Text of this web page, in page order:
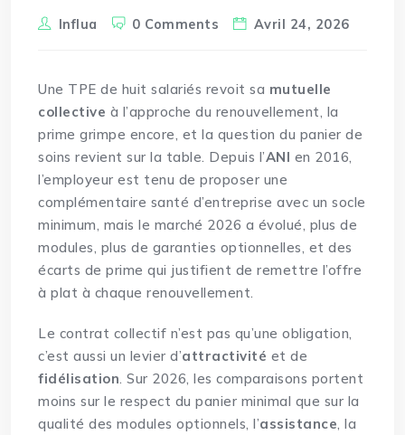
Influa 0 Comments Avril 24, 2026
Une TPE de huit salariés revoit sa mutuelle
collective à l’approche du renouvellement, la
prime grimpe encore, et la question du panier de
soins revient sur la table. Depuis l’ANI en 2016,
l’employeur est tenu de proposer une
complémentaire santé d’entreprise avec un socle
minimum, mais le marché 2026 a évolué, plus de
modules, plus de garanties optionnelles, et des
écarts de prime qui justifient de remettre l’offre
à plat à chaque renouvellement.
Le contrat collectif n’est pas qu’une obligation,
c’est aussi un levier d’attractivité et de
fidélisation. Sur 2026, les comparaisons portent
moins sur le respect du panier minimal que sur la
qualité des modules optionnels, l’assistance, la